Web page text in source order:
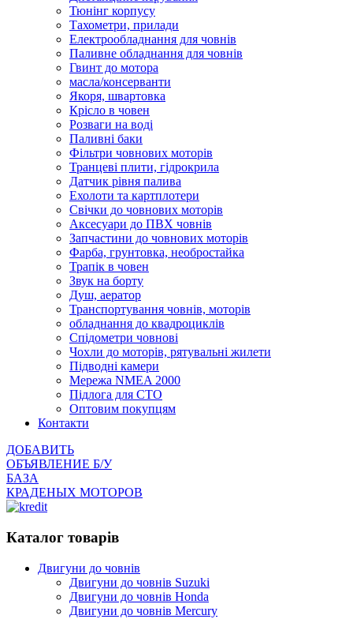
Тюнінг корпусу
Тахометри, прилади
Електрообладнання для човнів
Паливне обладнання для човнів
Гвинт до мотора
масла/консерванти
Якоря, швартовка
Крісло в човен
Розваги на воді
Паливні баки
Фільтри човнових моторів
Транцеві плити, гідрокрила
Датчик рівня палива
Ехолоти та картплотери
Cвічки до човнових моторів
Аксесуари до ПВХ човнів
Запчастини до човнових моторів
Фарба, грунтовка, необростайка
Трапік в човен
Звук на борту
Душ, аератор
Транспортування човнів, моторів
обладнання до квадроциклів
Спідометри човнові
Чохли до моторів, рятувальні жилети
Підводні камери
Мережа NMEA 2000
Підлога для СТО
Оптовим покупцям
Контакти
ДОБАВИТЬ
ОБЪЯВЛЕНИЕ Б/У
БАЗА
КРАДЕНЫХ МОТОРОВ
Каталог товарів
Двигуни до човнів
Двигуни до човнів Suzuki
Двигуни до човнів Honda
Двигуни до човнів Mercury